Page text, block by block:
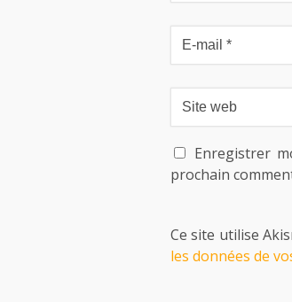
Enregistrer
prochain
Ce site utilise
les données de